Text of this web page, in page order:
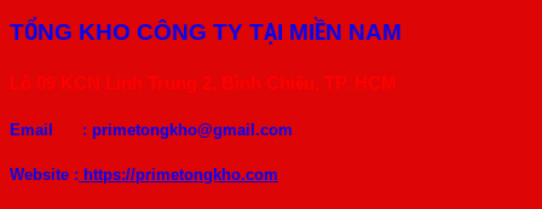
TỔNG KHO CÔNG TY TẠI MIỀN NAM
Lô 09 KCN Linh Trung 2, Bình Chiểu, TP. HCM
Email : primetongkho@gmail.com
Website : https://primetongkho.com